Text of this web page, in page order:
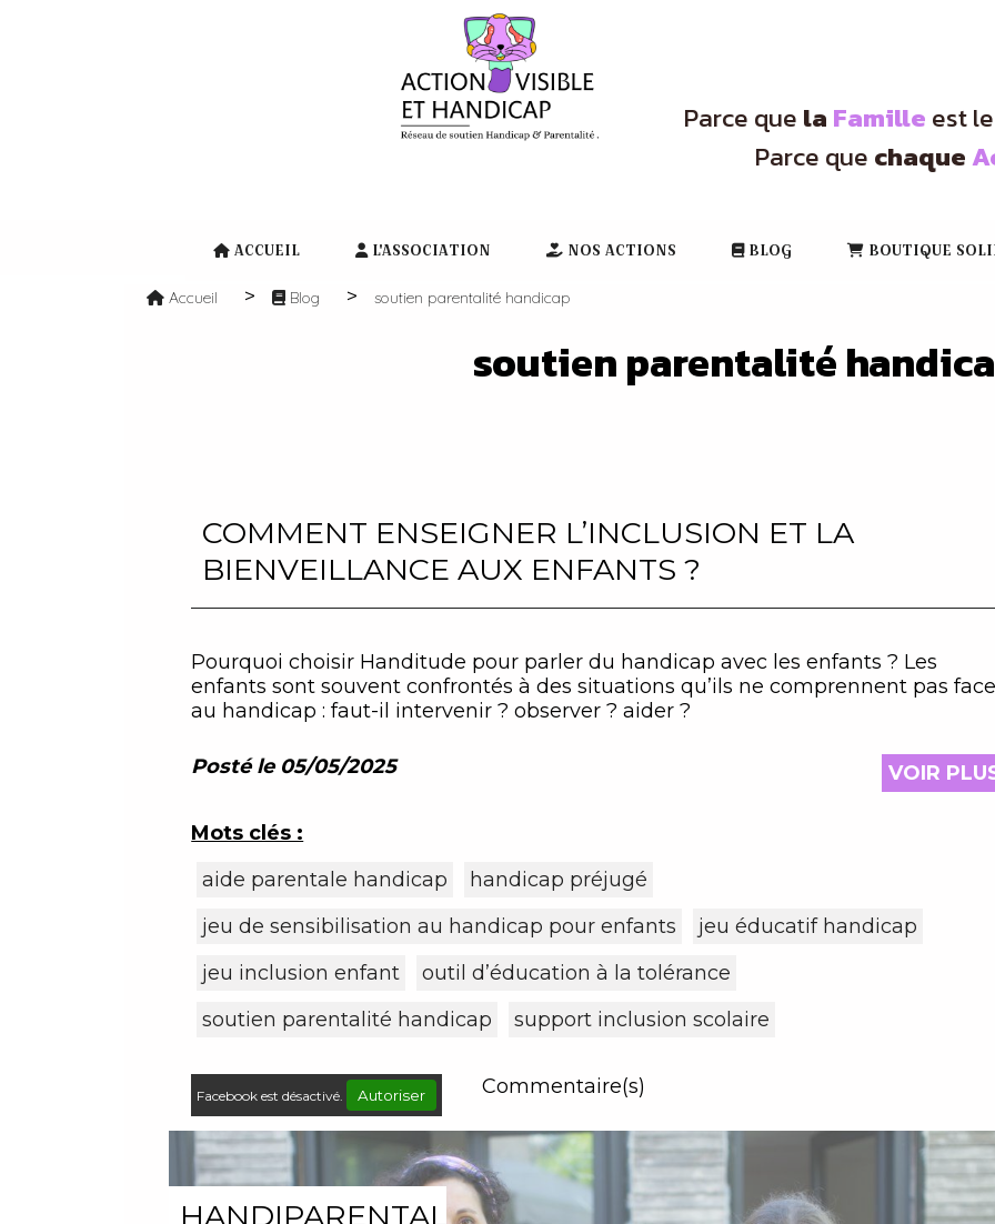
Parce que la Famille est
Parce que chaque
ACCUEIL L'ASSOCIATION NOS ACTIONS BLOG BOUTIQUE
Accueil Blog soutien parentalité handicap
soutien parentalité
COMMENT ENSEIGNER L’INCLUSION ET LA
BIENVEILLANCE AUX ENFANTS ?
Pourquoi choisir Handitude pour parler du handicap avec les enfants ? Les
enfants sont souvent confrontés à des situations qu’ils ne comprennent pas
au handicap : faut-il intervenir ? observer ? aider ?
Posté le 05/05/2025 VOIR
Mots clés :
aide parentale handicap
handicap préjugé
jeu de sensibilisation au handicap pour enfants
jeu éducatif handicap
jeu inclusion enfant
outil d’éducation à la tolérance
soutien parentalité handicap
support inclusion scolaire
Facebook est désactivé. Autoriser Commentaire(s)
HANDIPARENTALITÉ